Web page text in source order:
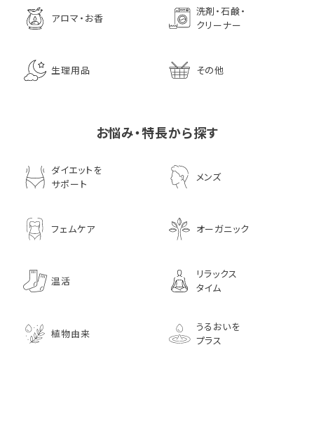
アロマ・お香
洗剤・石鹸・
クリーナー
生理用品 その他
お悩み・特長から探す
ダイエットを
サポート
メンズ
フェムケア オーガニック
温活
リラックス
タイム
植物由来
うるおいを
プラス